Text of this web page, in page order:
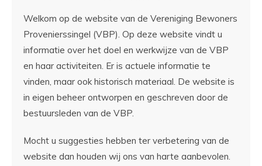
Welkom op de website van de Vereniging Bewoners
Provenierssingel (VBP). Op deze website vindt u
informatie over het doel en werkwijze van de VBP
en haar activiteiten. Er is actuele informatie te
vinden, maar ook historisch materiaal. De website is
in eigen beheer ontworpen en geschreven door de
bestuursleden van de VBP.
Mocht u suggesties hebben ter verbetering van de
website dan houden wij ons van harte aanbevolen.